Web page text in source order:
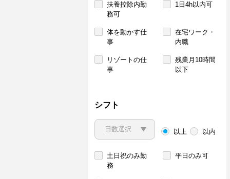
扶養控除内勤
務可
1日4h以内可
体を動かす仕
事
在宅ワーク・
内職
リゾートの仕
事
残業月10時間
以下
シフト
以上 以内
土日祝のみ勤
務
平日のみ可